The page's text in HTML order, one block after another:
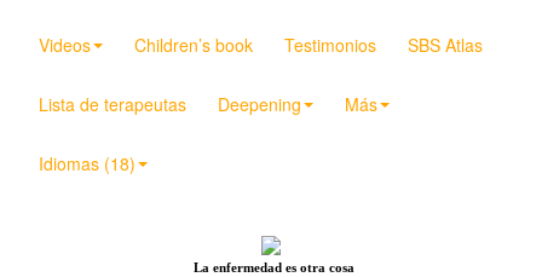
Videos Children’s book Testimonios SBS Atlas
Lista de terapeutas Deepening Más
Idiomas (18)
La enfermedad es otra cosa